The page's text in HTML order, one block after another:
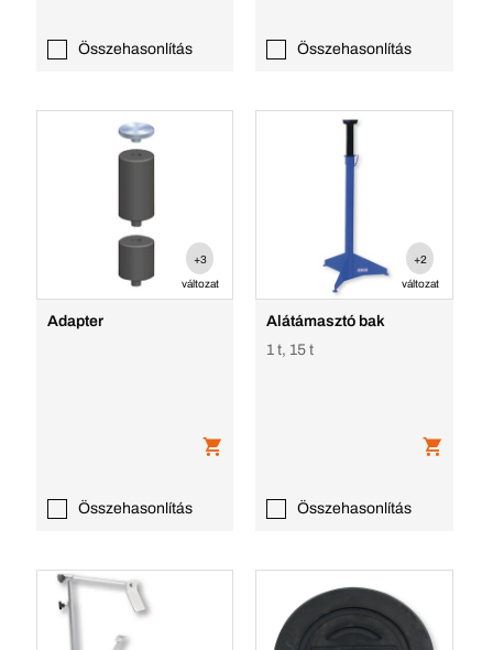
Összehasonlítás Összehasonlítás
+3
változat
Adapter
Összehasonlítás
+2
változat
Alátámasztó bak
1 t, 15 t
Összehasonlítás